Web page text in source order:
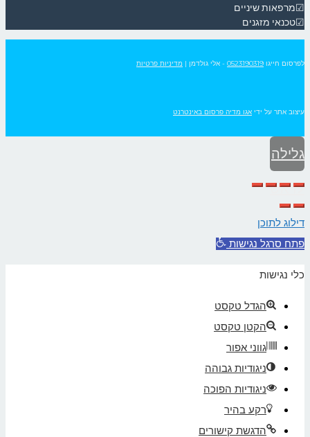
☑מרפאות שיניים
☑טכנאי מזגנים
לפרסום חייגו 0523190319 - אלי גולדמן | מדיניות פרטיות
עיצוב אתר על ידי אגו מדיה פרסום באינטרנט
גלילה
לראש
העמוד
דילוג לתוכן
פתח סרגל נגישות
כלי נגישות
הגדל טקסט
הקטן טקסט
גווני אפור
ניגודיות גבוהה
ניגודיות הפוכה
רקע בהיר
הדגשת קישורים